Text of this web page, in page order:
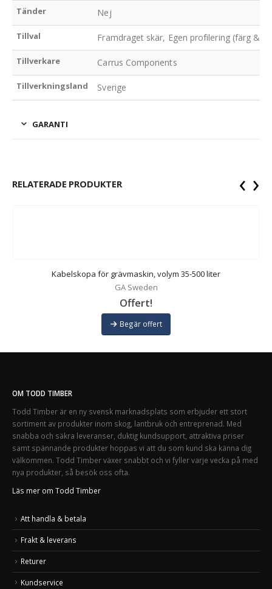
Tänder Nej
Tillval Framdraget skär, Egen profilering (färg &
Tillverkare Carrus Components
Tillverkningsland Sverige
GARANTI
RELATERADE PRODUKTER
Kabelskopa för grävmaskin, volym 35-500 liter
GA Sweden
Offert!
Begär offert
‹ ›
OM TODD TIMBER
Todd Timber är en ny svensk marknadsplats som erbjuder ett stort
sortiment av produkter inom skog, lantbruk och entreprenad. Med
snabba och säkra leveranser, duktig kundsupport, attraktiva priser
samt spännande produkter hoppas vi att du som kund ska känna dig
välkommen. Todd Timber växer snabbt och vi fyller varje vecka på med
nya produkter, så besök oss ofta.
Läs mer om Todd Timber
Att handla & betala
Frakt & leverans
Returer
Kundservice